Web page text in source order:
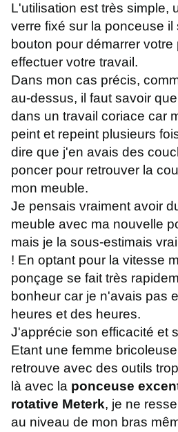
L'utilisation est très simple,
verre fixé sur la ponceuse il
bouton pour démarrer
effectuer votre travail.
Dans mon cas précis,
au-dessus, il faut savoir
dans un travail coriace car
peint et repeint plusieurs
dire que j'en avais des
poncer pour retrouver la
mon meuble.
Je pensais vraiment avoir
meuble avec ma nouvelle
mais je la sous-estimais
! En optant pour la vitesse
ponçage se fait très
bonheur car je n'avais pas
heures et des heures.
J'apprécie son efficacité et
Etant une femme
retrouve avec des outils
là avec la ponceuse
rotative Meterk, je ne
au niveau de mon bras